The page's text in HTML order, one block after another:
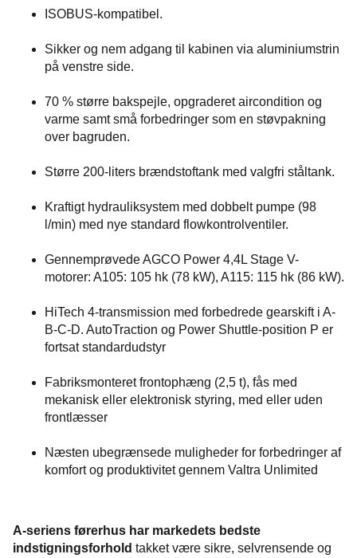
ISOBUS-kompatibel.
Sikker og nem adgang til kabinen via aluminiumstrin
på venstre side.
70 % større bakspejle, opgraderet aircondition og
varme samt små forbedringer som en støvpakning
over bagruden.
Større 200-liters brændstoftank med valgfri ståltank.
Kraftigt hydrauliksystem med dobbelt pumpe (98
l/min) med nye standard flowkontrolventiler.
Gennemprøvede AGCO Power 4,4L Stage V-
motorer: A105: 105 hk (78 kW), A115: 115 hk (86 kW).
HiTech 4-transmission med forbedrede gearskift i A-
B-C-D. AutoTraction og Power Shuttle-position P er
fortsat standardudstyr
Fabriksmonteret frontophæng (2,5 t), fås med
mekanisk eller elektronisk styring, med eller uden
frontlæsser
Næsten ubegrænsede muligheder for forbedringer af
komfort og produktivitet gennem Valtra Unlimited
A-seriens førerhus har markedets bedste
indstigningsforhold takket være sikre, selvrensende og